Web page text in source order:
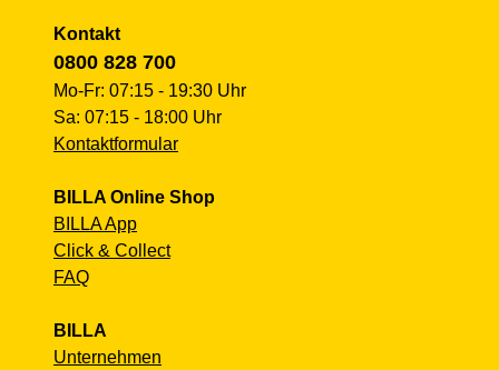
Kontakt
0800 828 700
Mo-Fr: 07:15 - 19:30 Uhr
Sa: 07:15 - 18:00 Uhr
Kontaktformular
BILLA Online Shop
BILLA App
Click & Collect
FAQ
BILLA
Unternehmen